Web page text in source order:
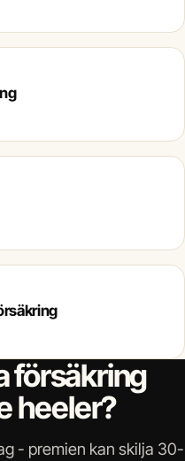
försäkring
heeler?
- premien kan skilja 30-